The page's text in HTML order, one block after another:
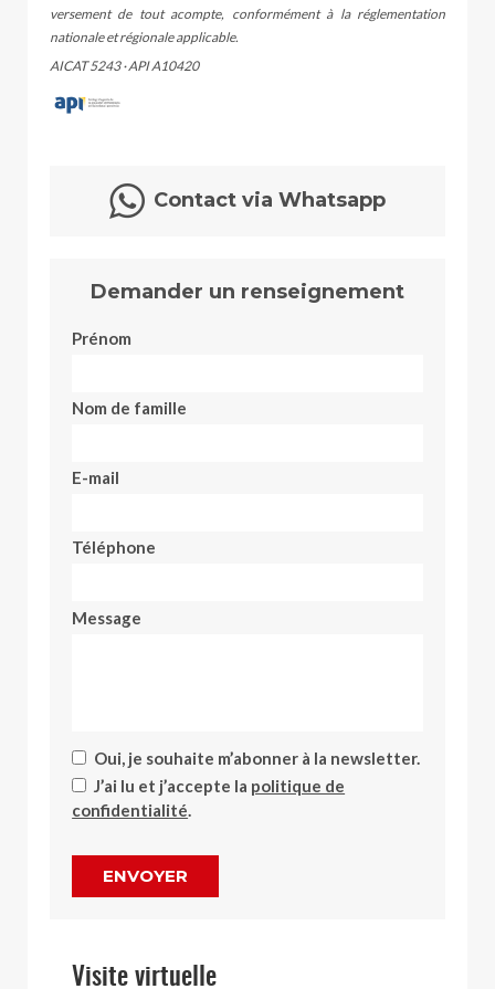
versement de tout acompte, conformément à la réglementation
nationale et régionale applicable.
AICAT 5243 · API A10420
Contact via Whatsapp
Demander un renseignement
Prénom
Nom de famille
E-mail
Téléphone
Message
Oui, je souhaite m’abonner à la newsletter.
J’ai lu et j’accepte la politique de
confidentialité.
ENVOYER
Visite virtuelle